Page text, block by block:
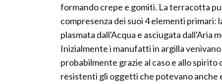
formando crepe e gomiti. La terracotta
compresenza dei suoi 4 elementi primari:
plasmata dall'Acqua e asciugata dall'Aria
Inizialmente i manufatti in argilla
probabilmente grazie al caso e allo
resistenti gli oggetti che potevano anche